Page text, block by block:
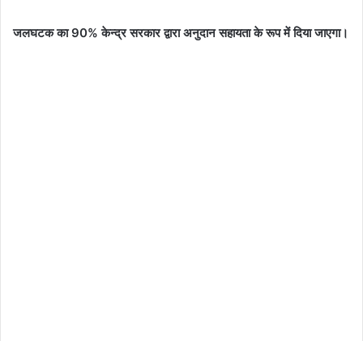
जलघटक का 90% केन्द्र सरकार द्वारा अनुदान सहायता के रूप में दिया जाएगा।